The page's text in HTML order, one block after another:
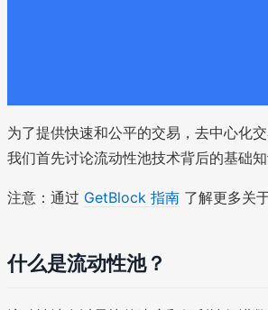
为了提供快速和公平的交易，去中心化
我们首先讨论流动性池技术背后的基础
注意：通过 GetBlock 指南 了解更多关
什么是流动性池？